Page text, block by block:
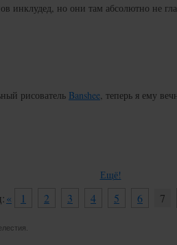
инклудед, но они там абсолютно не
рисователь Banshee, теперь я ему
Ещё!
« 1 2 3 4 5 6 7